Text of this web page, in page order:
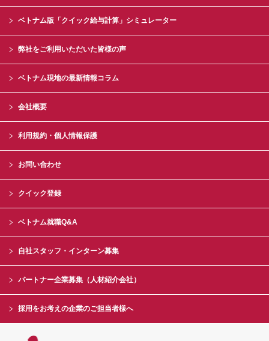
ベトナム版「クイック給与計算」シミュレーター
弊社をご利用いただいた皆様の声
ベトナム現地の最新情報コラム
会社概要
利用規約・個人情報保護
お問い合わせ
クイック登録
ベトナム就職Q&A
自社スタッフ・インターン募集
パートナー企業募集（人材紹介会社）
採用をお考えの企業のご担当者様へ